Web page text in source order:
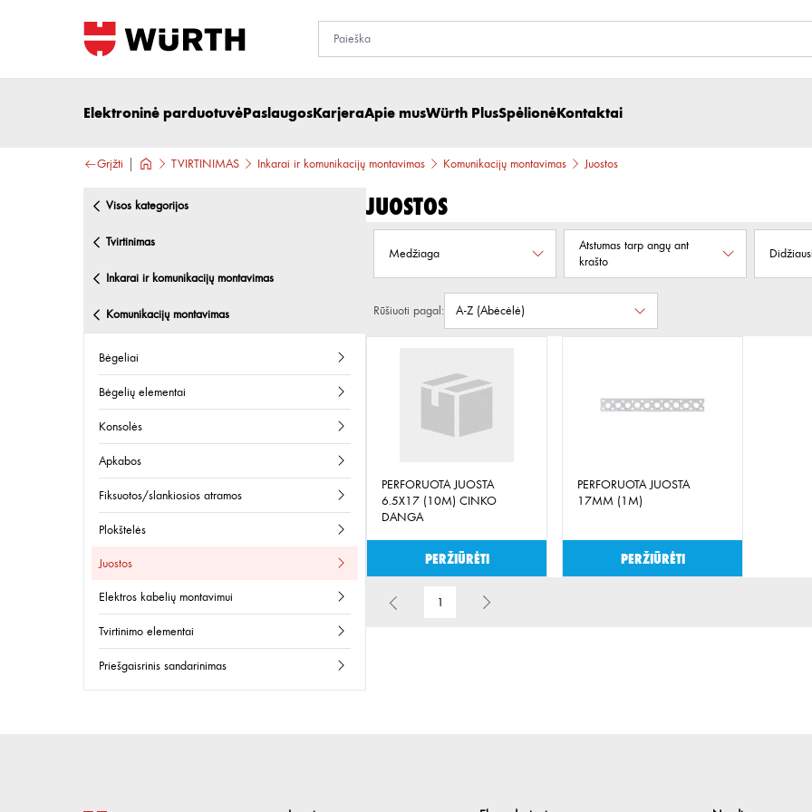
Elektroninė parduotuvėPaslaugosKarjeraApie musWürth PlusSpėlionėKontaktai
Grįžti TVIRTINIMAS Inkarai ir komunikacijų montavimas Komunikacijų montavimas Juostos
visos kategorijos
tvirtinimas
inkarai ir komunikacijų montavimas
komunikacijų montavimas
bėgeliai
bėgelių elementai
konsolės
apkabos
fiksuotos/slankiosios atramos
plokštelės
juostos
elektros kabelių montavimui
tvirtinimo elementai
priešgaisrinis sandarinimas
Juostos
Medžiaga
Atstumas tarp angų ant
krašto
Rūšiuoti pagal:
PERFORUOTA JUOSTA
6.5X17 (10M) CINKO
DANGA
Peržiūrėti
PERFORUOTA JUOSTA
17MM (1M)
Peržiūrėti
1